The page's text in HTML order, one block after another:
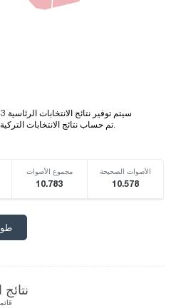
* سيتم توفير نتائج الانتخابات الرئاسية 2023 31 مارس من قبل وكالة الأناضول
* تم حساب نتائج الانتخابات التركية بما في ذلك مراكز الاقتراع خارج تركيا.
مجموع الأصوات
10.783
الأصوات الصحيحة
10.578
*